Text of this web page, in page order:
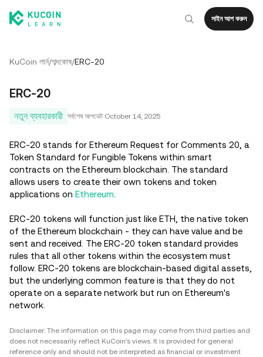
সাইন আপ করুন
KuCoin লার্ন/শব্দকোষ/ERC-20
ERC-20
নতুন ব্যবহারকারী সর্বশেষ আপডেট October 14, 2025
ERC-20 stands for Ethereum Request for Comments 20, a
Token Standard for Fungible Tokens within smart
contracts on the Ethereum blockchain. The standard
allows users to create their own tokens and token
applications on Ethereum
ERC-20 tokens will function just like ETH, the native token
of the Ethereum blockchain - they can have value and be
sent and received. The ERC-20 token standard provides
rules that all other tokens within the ecosystem must
follow. ERC-20 tokens are blockchain-based digital assets,
but the underlying common feature is that they do not
operate on a separate network but run on Ethereum's
network.
Disclaimer: The information on this page may come from third parties and
does not necessarily reflect KuCoin’s views. It is provided for general
reference only and should not be interpreted as financial or investment